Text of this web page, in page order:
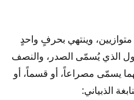
وينتهي بحرفٍ واحدٍ
الذي يُسمّى الصدر، والنصف
يسمّى مصراعاً، أو قسماً، أو
الذبياني: